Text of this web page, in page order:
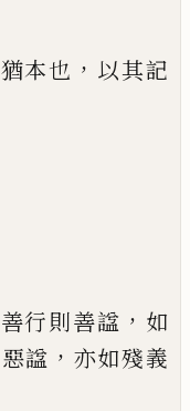
本也 ， 以其記
善行則善諡 ， 如
諡 ， 亦如殘義